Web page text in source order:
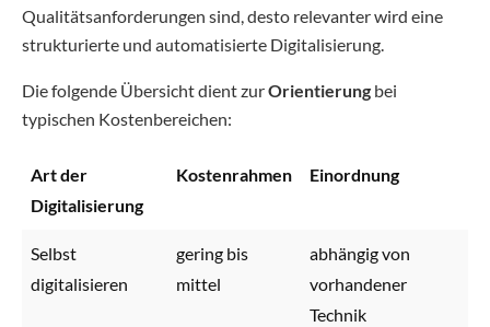
Qualitätsanforderungen sind, desto relevanter wird eine
strukturierte und automatisierte Digitalisierung.
Die folgende Übersicht dient zurOrientierung bei
typischen Kostenbereichen:
Art der
Digitalisierung
Kostenrahmen Einordnung
Selbst
digitalisieren
gering bis
mittel
abhängig von
vorhandener
Technik